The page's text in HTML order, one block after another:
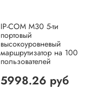
IP-COM M30 5-ти
портовый
высокоуровневый
маршрутизатор на 100
пользователей
5998.26 руб